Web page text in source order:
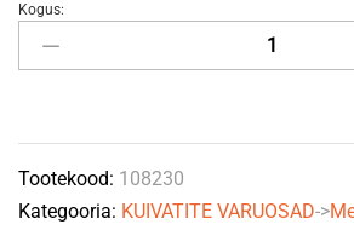
Teo
keskvõll
L=240mm
quantity
Kogus:
Tootekood: 108230
Kategooria: KUIVATITE VARUOSAD->